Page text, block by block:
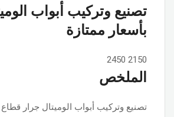
تصنيع وتركيب أبواب
بأسعار ممتازة
2150
2450
الملخص
تصنيع وتركيب أبواب الوميتال جرار